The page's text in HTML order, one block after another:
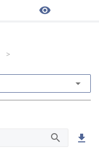
visibility
>
arrow_drop_down
search get_app